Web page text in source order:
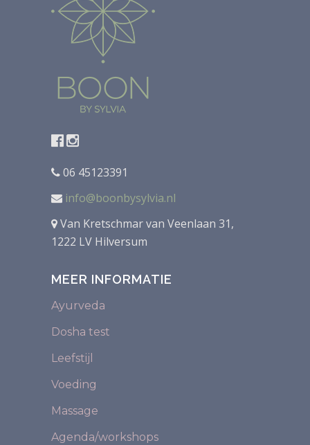
06 45123391
info@boonbysylvia.nl
Van Kretschmar van Veenlaan 31,
1222 LV Hilversum
MEER INFORMATIE
Ayurveda
Dosha test
Leefstijl
Voeding
Massage
Agenda/workshops